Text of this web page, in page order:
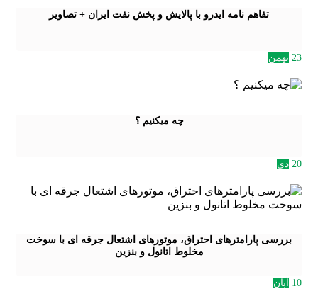
تفاهم نامه ایدرو با پالایش و پخش نفت ایران + تصاویر
23 بهمن
چه میکنیم ؟
20 دی
بررسی پارامترهای احتراق، موتورهای اشتعال جرقه ای با سوخت
مخلوط اتانول و بنزین
10 آبان